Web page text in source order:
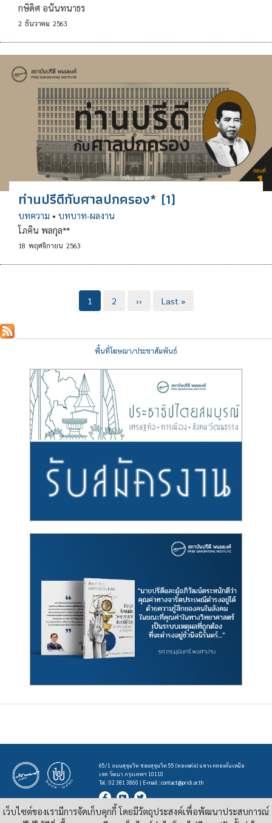
กษิดิศ อนันทนาธร
2 ธันวาคม 2563
ท่านปรีดีกับศาลปกครอง* (1)
บทความ • บทบาท-ผลงาน
โภคิน พลกุล**
18 พฤศจิกายน 2563
Current
1 Page
2
Next
››
Last
Last »
พื้นที่โฆษณา/ประชาสัมพันธ์
65/1 ถนนสุขุมวิท ซอยสุขุมวิท 55 (ทองหล่อ) แขวง คลองตันเหนือ
เขต วัฒนา กรุงเทพฯ 10110
Tel : 02 381 3860 | E-mail :contact@pridi.or.th
บทความ รูปภาพ และสื่ออื่นๆ ที่มีสัญลักษณ์ของสถาบันปรีดี พนมยงค์ ในเว็บไซต์https://pridi.or.th
เว็บไซต์ของเรามีการจัดเก็บคุกกี้ โดยมีวัตถุประสงค์เพื่อพัฒนาประสบการณ์